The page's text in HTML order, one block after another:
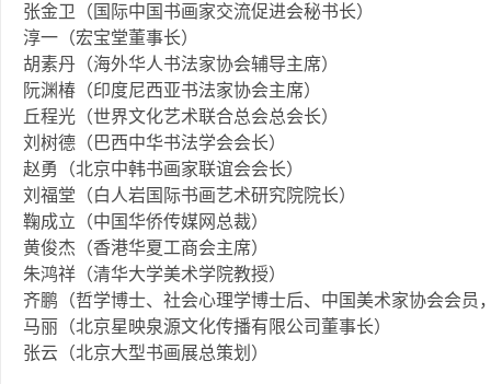
张金卫（国际中国书画家交流促进会秘书长）
淳一（宏宝堂董事长）
胡素丹（海外华人书法家协会辅导主席）
阮渊椿（印度尼西亚书法家协会主席）
丘程光（世界文化艺术联合总会总会长）
刘树德（巴西中华书法学会会长）
赵勇（北京中韩书画家联谊会会长）
刘福堂（白人岩国际书画艺术研究院院长）
鞠成立（中国华侨传媒网总裁）
黄俊杰（香港华夏工商会主席）
朱鸿祥（清华大学美术学院教授）
齐鹏（哲学博士、社会心理学博士后、中国美术家协会会员
马丽（北京星映泉源文化传播有限公司董事长）
张云（北京大型书画展总策划）